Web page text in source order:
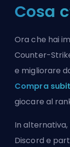
Cosa
Ora che hai
Counter-
e migliorare
Compra
giocare al
In
Discord e